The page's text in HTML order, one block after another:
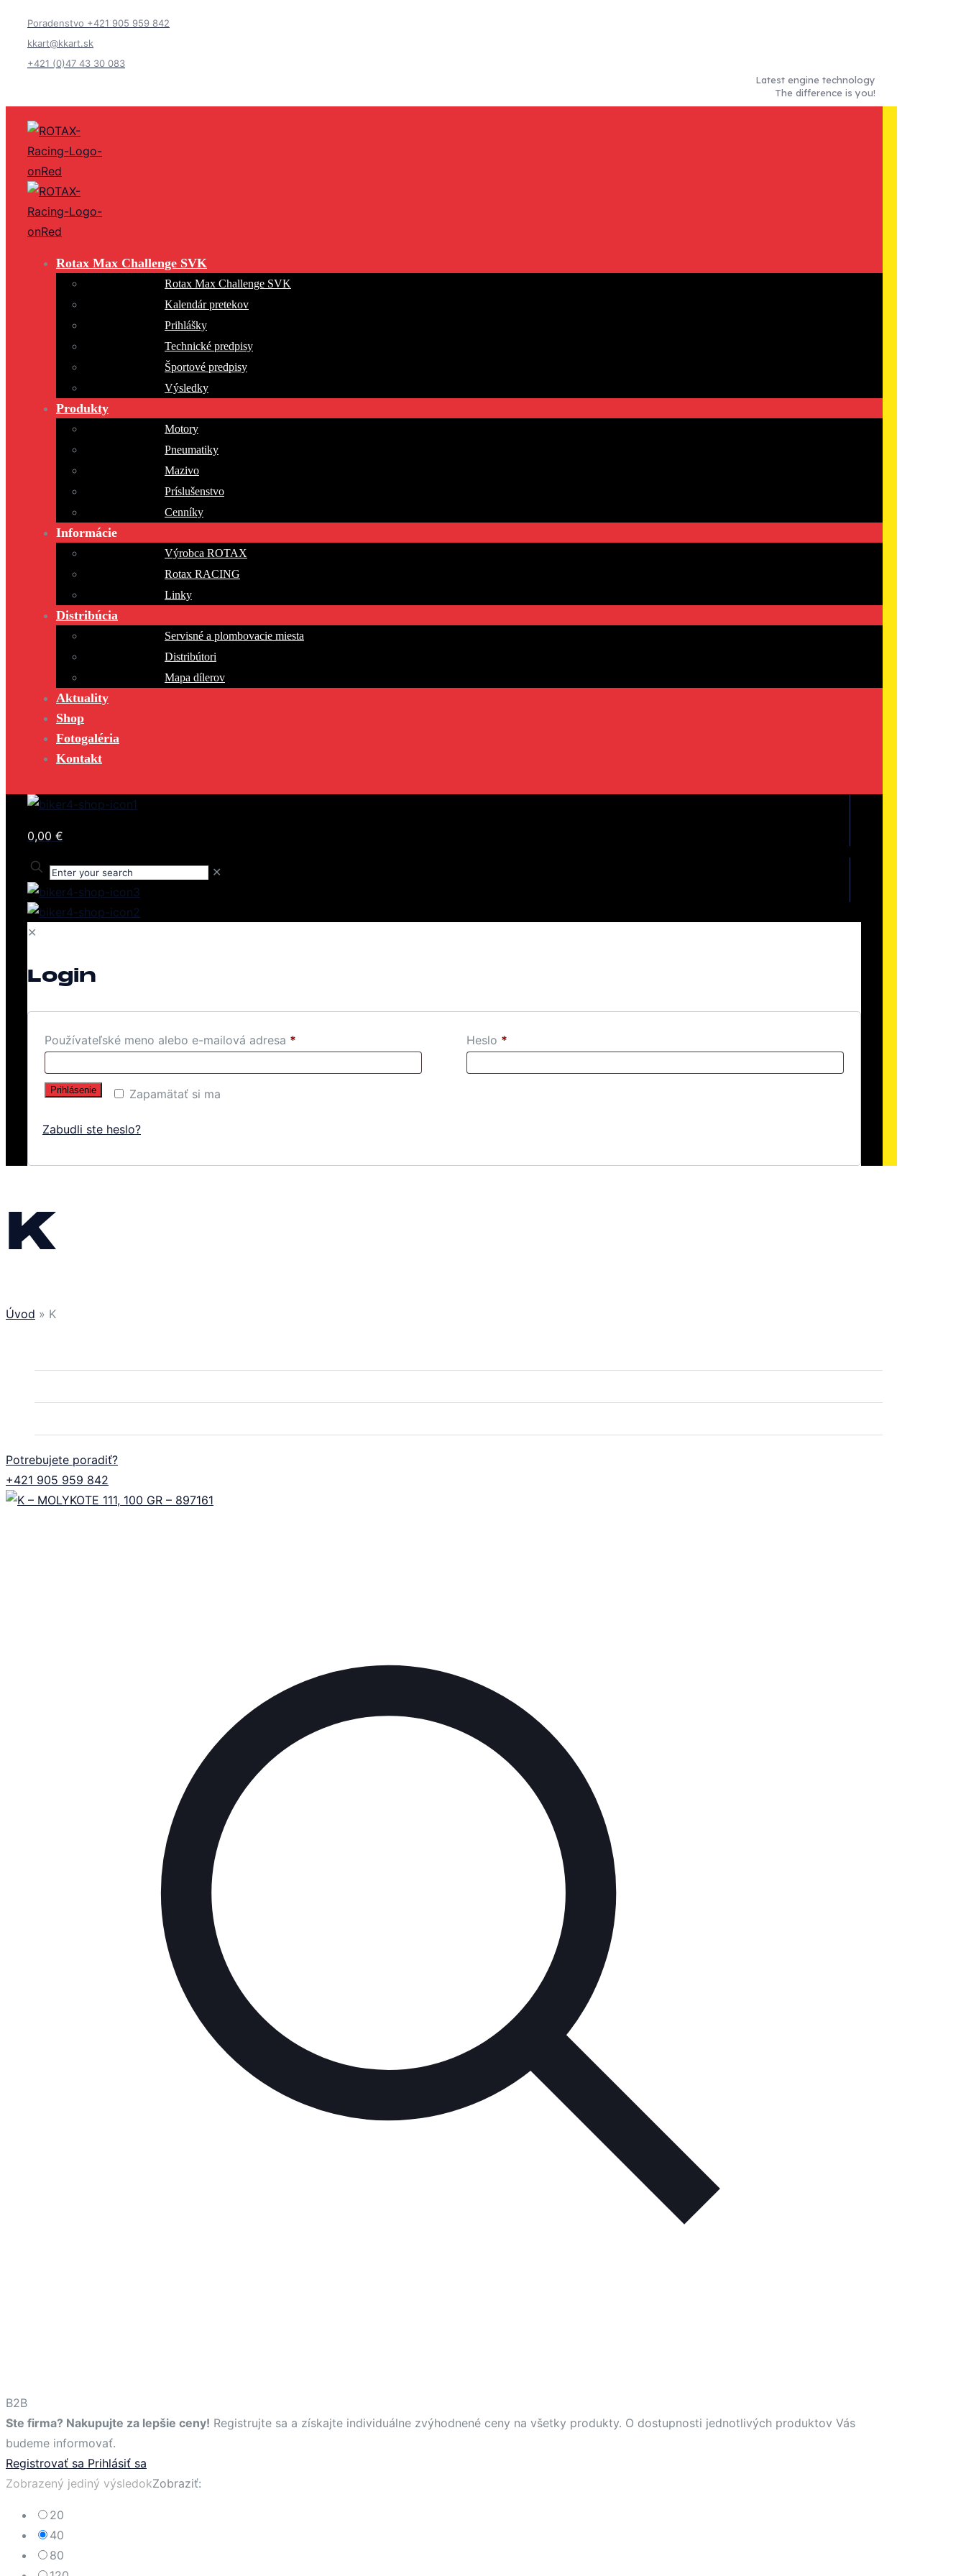
Poradenstvo +421 905 959 842
kkart@kkart.sk
+421 (0)47 43 30 083
Latest engine technology
The difference is you!
Rotax Max Challenge SVK
Rotax Max Challenge SVK
Kalendár pretekov
Prihlášky
Technické predpisy
Športové predpisy
Výsledky
Produkty
Motory
Pneumatiky
Mazivo
Príslušenstvo
Cenníky
Informácie
Výrobca ROTAX
Rotax RACING
Linky
Distribúcia
Servisné a plombovacie miesta
Distribútori
Mapa dílerov
Aktuality
Shop
Fotogaléria
Kontakt
0,00 €
✕
✕
Login
Používateľské meno alebo e-mailová adresa * Heslo *
Zapamätať si ma
Prihlásenie
Zabudli ste heslo?
K
Úvod » K
Potrebujete poradiť?
+421 905 959 842
B2B
Ste firma? Nakupujte za lepšie ceny! Registrujte sa a získajte individuálne zvýhodnené ceny na všetky produkty. O dostupnosti jednotlivých produktov Vás
budeme informovať.
Registrovať sa Prihlásiť sa
Zobrazený jediný výsledokZobraziť:
20
40
80